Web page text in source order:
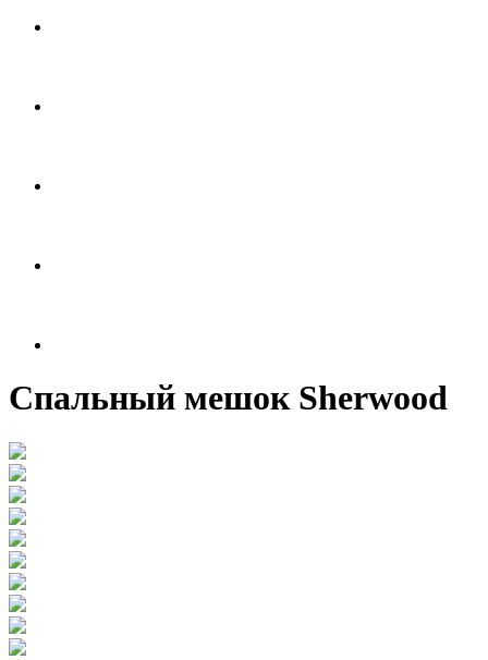
Спальный мешок Sherwood